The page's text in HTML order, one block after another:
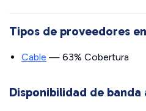
Tipos de proveedores
Cable — 63% Cobertura
Disponibilidad de banda